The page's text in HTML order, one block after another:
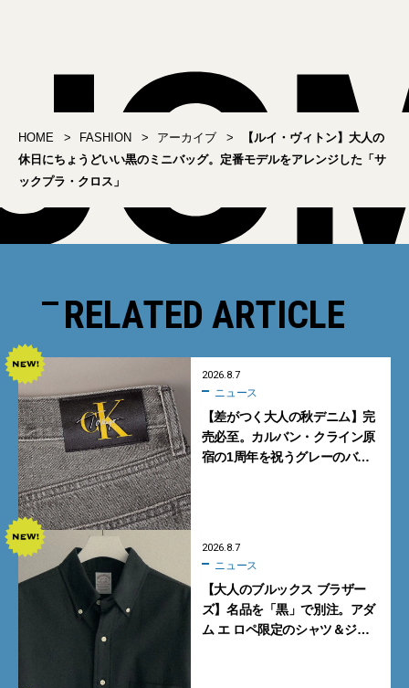
HOME FASHION アーカイブ
【ルイ・ヴィトン】大人の
休日にちょうどいい黒のミニバッグ。定番モデルをアレンジした「サ
ックプラ・クロス」
RELATED ARTICLE
2026.8.7
ニュース
【差がつく大人の秋デニム】完
売必至。カルバン・クライン原
宿の1周年を祝うグレーのバ
2026.8.7
ニュース
【大人のブルックス ブラザー
ズ】名品を「黒」で別注。アダ
ム エ ロペ限定のシャツ＆ジャ